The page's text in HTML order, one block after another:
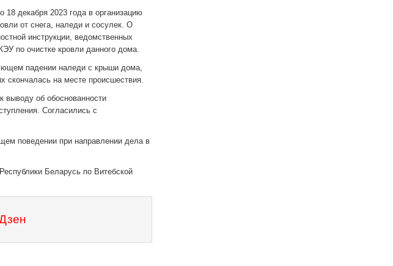
декабря 2023 года в организацию
от снега, наледи и сосулек. О
инструкции, ведомственных
по очистке кровли данного дома.
падении наледи с крыши дома,
скончалась на месте происшествия.
выводу об обоснованности
Согласились с
поведении при направлении дела в
Беларусь по Витебской